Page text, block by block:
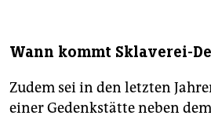
Wann kommt Sklaverei-
Zudem sei in den letzten
einer Gedenkstätte neben